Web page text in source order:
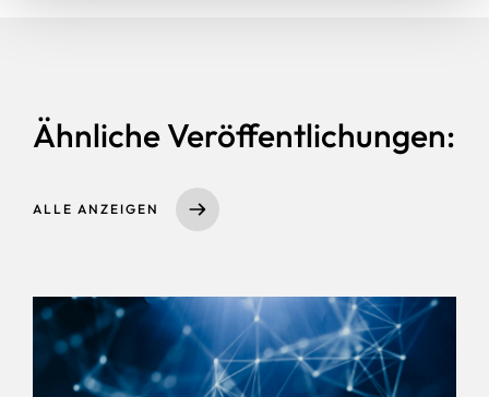
Ähnliche Veröffentlichungen:
ALLE ANZEIGEN